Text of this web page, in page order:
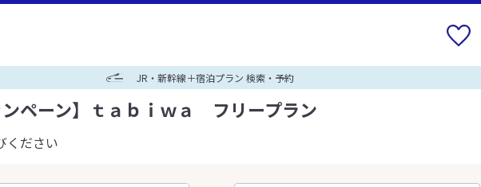
JR・新幹線＋宿泊プラン 検索・予約
ンペーン】ｔａｂｉｗａ フリープラン
ください